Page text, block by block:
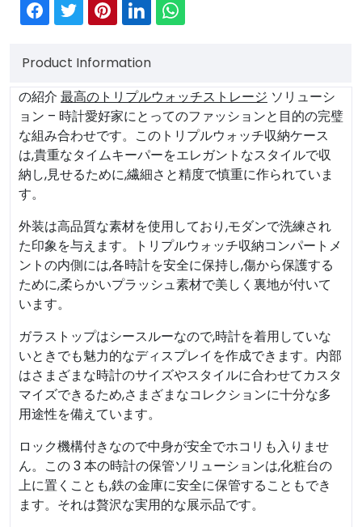
Product Information
の紹介 最高のトリプルウォッチストレージ ソリューシ
ョン – 時計愛好家にとってのファッションと目的の完璧
な組み合わせです。このトリプルウォッチ収納ケース
は,貴重なタイムキーパーをエレガントなスタイルで収
納し,見せるために,繊細さと精度で慎重に作られていま
す。
外装は高品質な素材を使用しており,モダンで洗練され
た印象を与えます。トリプルウォッチ収納コンパートメ
ントの内側には,各時計を安全に保持し,傷から保護する
ために,柔らかいプラッシュ素材で美しく裏地が付いて
います。
ガラストップはシースルーなので,時計を着用していな
いときでも魅力的なディスプレイを作成できます。内部
はさまざまな時計のサイズやスタイルに合わせてカスタ
マイズできるため,さまざまなコレクションに十分な多
用途性を備えています。
ロック機構付きなので中身が安全でホコリも入りませ
ん。この 3 本の時計の保管ソリューションは,化粧台の
上に置くことも,鉄の金庫に安全に保管することもでき
ます。それは贅沢な実用的な展示品です。